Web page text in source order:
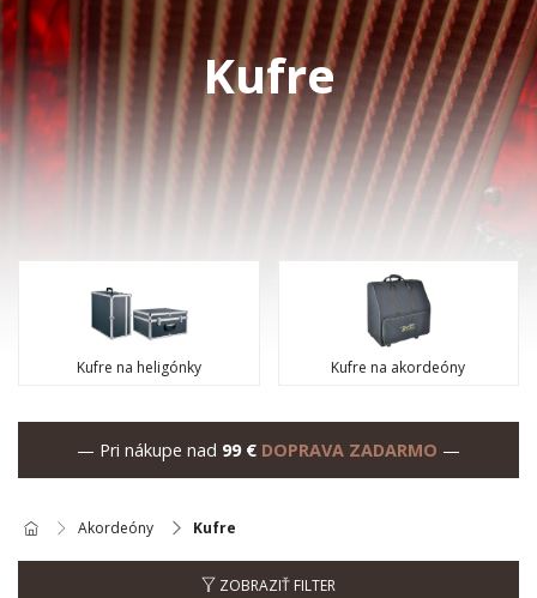
Kufre
Kufre na heligónky Kufre na akordeóny
— Pri nákupe nad 99 € DOPRAVA ZADARMO —
Akordeóny Kufre
ZOBRAZIŤ FILTER